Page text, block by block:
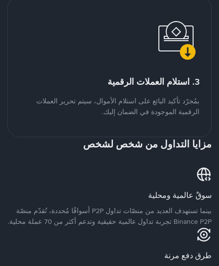
3. استلام العملات الرقمية
بمُجرّد تأكيد البائع على استلام الأموال، سيتم تحرير العملات
الرقمية الموجودة في الضمان إليك.
مزايا التداول من شخص لشخص
سوقٌ عالمية ومحلية
بينما تستهدف العديد من منصّات تداول P2P أسواقًا مُحددة، تُقدّم منصّة
Binance P2P تجربة تداول عالمية حقيقية وتدعم أكثر من 70 عملة محلية.
طرق دفع مرنة